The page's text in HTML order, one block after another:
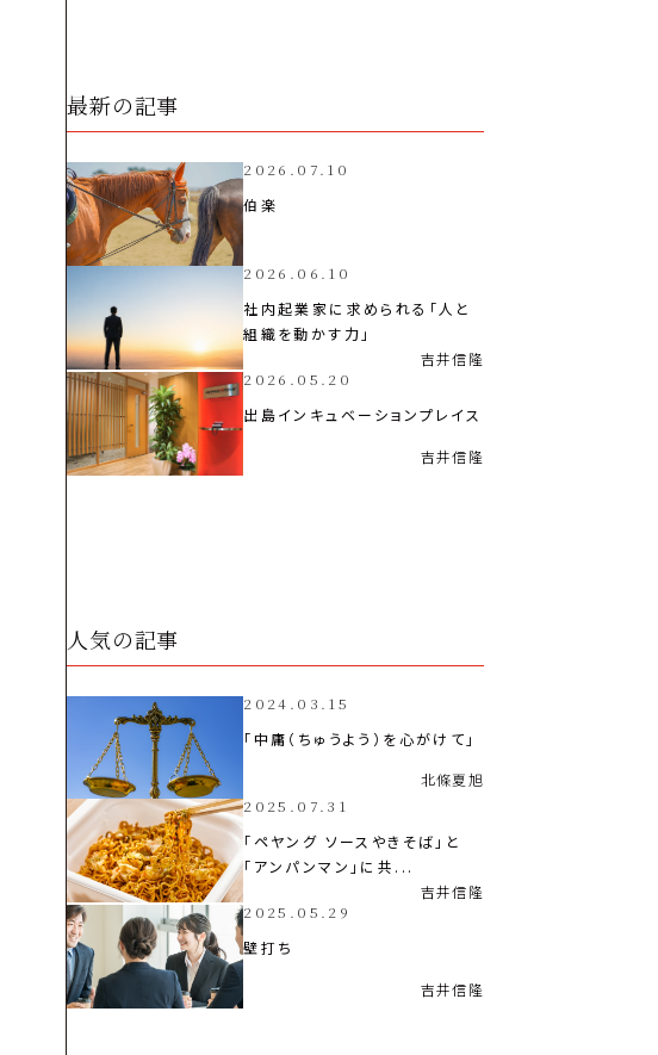
最新の記事
2026.07.10
伯楽
2026.06.10
社内起業家に求められる「人と
組織を動かす力」
吉井信隆
2026.05.20
出島インキュベーションプレイス
吉井信隆
人気の記事
2024.03.15
「中庸（ちゅうよう）を心がけて」
北條夏旭
2025.07.31
「ペヤング ソースやきそば」と
「アンパンマン」に共...
吉井信隆
2025.05.29
壁打ち
吉井信隆